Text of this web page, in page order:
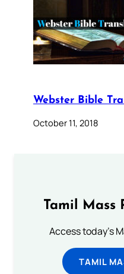
Webster Bible
October 11, 2018
Tamil Mass
Access today's
TAMIL